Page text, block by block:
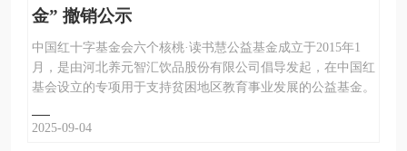
金” 撤销公示
中国红十字基金会六个核桃·读书慧公益基金成立于2015年1
月，是由河北养元智汇饮品股份有限公司倡导发起，在中国红
基会设立的专项用于支持贫困地区教育事业发展的公益基金。
2025-09-04